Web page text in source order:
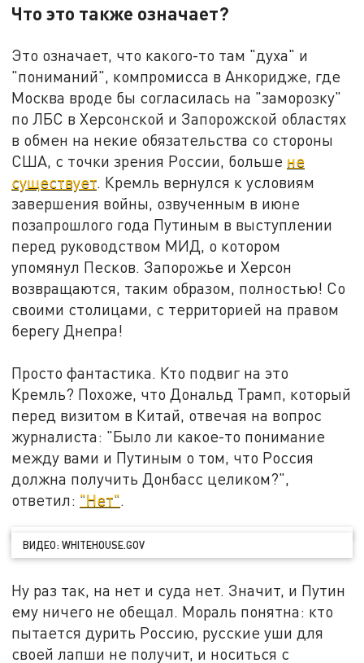
Что это также означает?
Это означает, что какого-то там "духа" и
"пониманий", компромисса в Анкоридже, где
Москва вроде бы согласилась на "заморозку"
по ЛБС в Херсонской и Запорожской областях
в обмен на некие обязательства со стороны
США, с точки зрения России, больше не
существует. Кремль вернулся к условиям
завершения войны, озвученным в июне
позапрошлого года Путиным в выступлении
перед руководством МИД, о котором
упомянул Песков. Запорожье и Херсон
возвращаются, таким образом, полностью! Со
своими столицами, с территорией на правом
берегу Днепра!
Просто фантастика. Кто подвиг на это
Кремль? Похоже, что Дональд Трамп, который
перед визитом в Китай, отвечая на вопрос
журналиста: "Было ли какое-то понимание
между вами и Путиным о том, что Россия
должна получить Донбасс целиком?",
ответил: "Нет".
ВИДЕО: WHITEHOUSE.GOV
Ну раз так, на нет и суда нет. Значит, и Путин
ему ничего не обещал. Мораль понятна: кто
пытается дурить Россию, русские уши для
своей лапши не получит, и носиться с